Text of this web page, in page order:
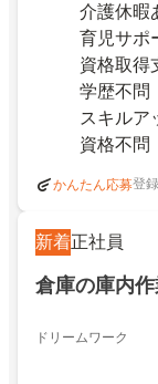
介護休暇
育児サポ
資格取得
学歴不問
スキルア
資格不問
かんたん応募登
新着正社員
倉庫の庫内
ドリームワーク